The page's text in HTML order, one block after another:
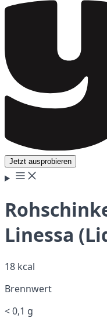
Jetzt ausprobieren
Linessa
18 kcal
Brennwert
< 0,1 g